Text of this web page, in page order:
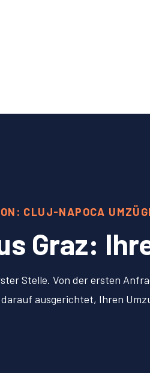
CLUJ-NAPOCA
Graz:
Stelle. Von der ersten
ausgerichtet, Ihren